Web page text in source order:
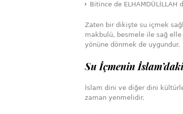
Bitince de
Zaten bir dikişte su içmek
makbulü, besmele ile sağ
yönüne dönmek de uygundur.
Su İçmenin
İslam dini ve diğer dini
zaman yenmelidir.